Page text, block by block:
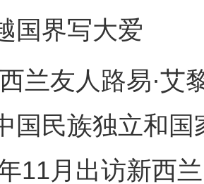
界写大爱
友人路易·艾
国民族独立和国
11月出访新西